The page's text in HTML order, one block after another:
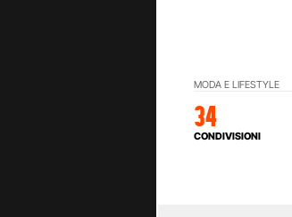
MODA E LIFESTYLE
34
CONDIVISIONI